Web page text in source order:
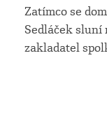
Zatímco se
Sedláček sluní
zakladatel